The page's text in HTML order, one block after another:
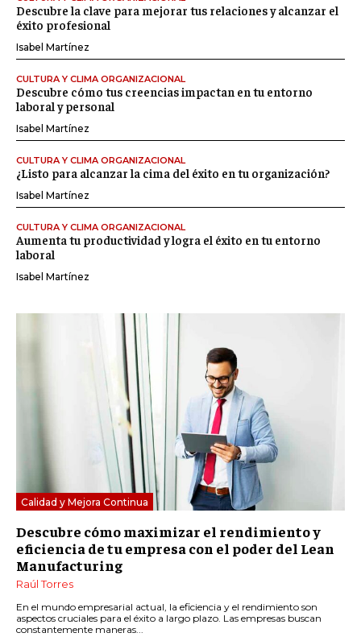
Descubre la clave para mejorar tus relaciones y alcanzar el
éxito profesional
Isabel Martínez
CULTURA Y CLIMA ORGANIZACIONAL
Descubre cómo tus creencias impactan en tu entorno
laboral y personal
Isabel Martínez
CULTURA Y CLIMA ORGANIZACIONAL
¿Listo para alcanzar la cima del éxito en tu organización?
Isabel Martínez
CULTURA Y CLIMA ORGANIZACIONAL
Aumenta tu productividad y logra el éxito en tu entorno
laboral
Isabel Martínez
Calidad y Mejora Continua
Descubre cómo maximizar el rendimiento y
eficiencia de tu empresa con el poder del Lean
Manufacturing
Raúl Torres
En el mundo empresarial actual, la eficiencia y el rendimiento son
aspectos cruciales para el éxito a largo plazo. Las empresas buscan
constantemente maneras...